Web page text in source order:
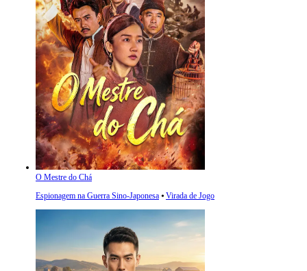
O Mestre do Chá
Espionagem na Guerra Sino-Japonesa ⦁ Virada de Jogo